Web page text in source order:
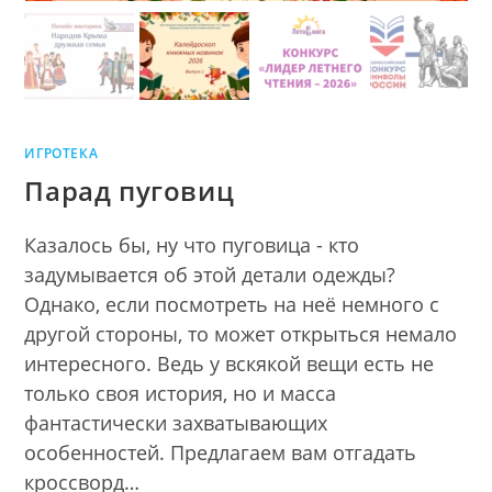
ИГРОТЕКА
Парад пуговиц
Казалось бы, ну что пуговица - кто
задумывается об этой детали одежды?
Однако, если посмотреть на неё немного с
другой стороны, то может открыться немало
интересного. Ведь у вскякой вещи есть не
только своя история, но и масса
фантастически захватывающих
особенностей. Предлагаем вам отгадать
кроссворд…